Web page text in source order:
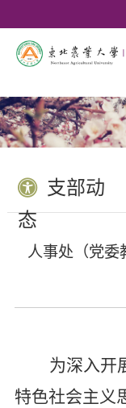
支部动
态
人事处（党委
为深入开
特色社会主义